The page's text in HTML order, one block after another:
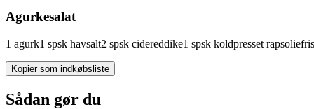
Agurkesalat
1 agurk1 spsk havsalt2 spsk cidereddike1 spsk koldpresset rapsolie
Kopier som indkøbsliste
Sådan gør du